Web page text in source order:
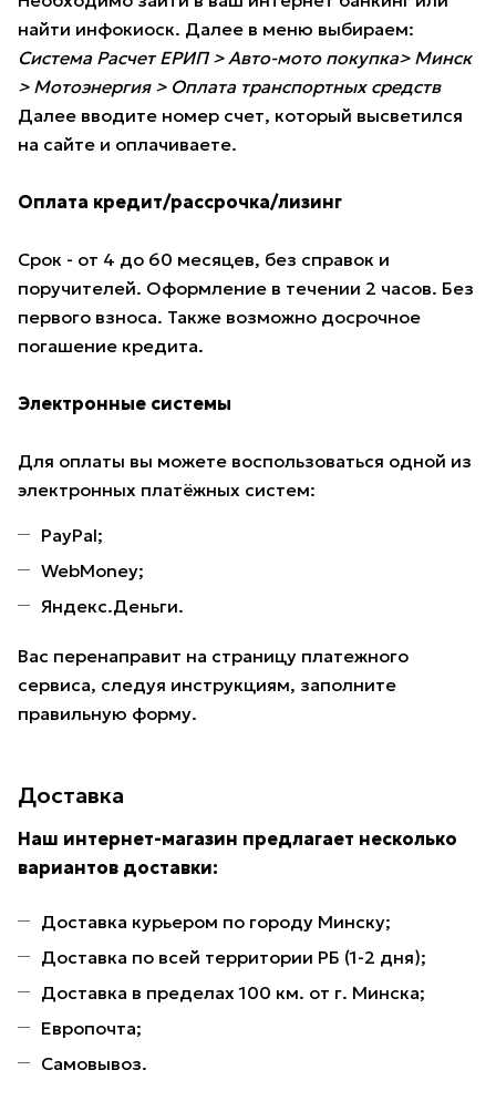
найти инфокиоск. Далее в меню выбираем:
Система Расчет ЕРИП > Авто-мото покупка> Минск
> Мотоэнергия > Оплата транспортных средств
Далее вводите номер счет, который высветился
на сайте и оплачиваете.
Оплата кредит/рассрочка/лизинг
Срок - от 4 до 60 месяцев, без справок и
поручителей. Оформление в течении 2 часов. Без
первого взноса. Также возможно досрочное
погашение кредита.
Электронные системы
Для оплаты вы можете воспользоваться одной из
электронных платёжных систем:
PayPal;
WebMoney;
Яндекс.Деньги.
Вас перенаправит на страницу платежного
сервиса, следуя инструкциям, заполните
правильную форму.
Доставка
Наш интернет-магазин предлагает несколько
вариантов доставки:
Доставка курьером по городу Минску;
Доставка по всей территории РБ (1-2 дня);
Доставка в пределах 100 км. от г. Минска;
Европочта;
Самовывоз.